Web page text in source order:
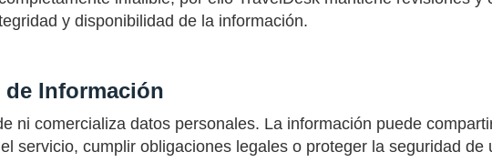
y disponibilidad de la información.
Información
ni comercializa datos personales. La información puede
servicio, cumplir obligaciones legales o proteger la seguridad